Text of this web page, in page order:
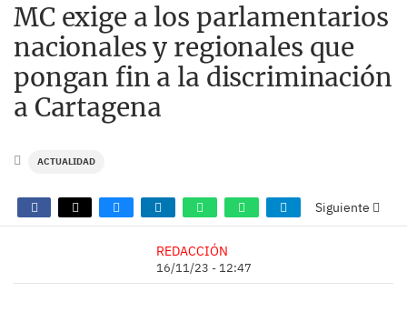
MC exige a los parlamentarios
nacionales y regionales que
pongan fin a la discriminación
a Cartagena
ACTUALIDAD
Siguiente
REDACCIÓN
16/11/23 - 12:47